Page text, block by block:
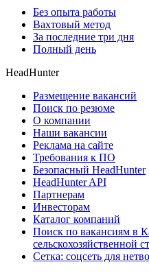
Без опыта работы
Вахтовый метод
За последние три дня
Полный день
HeadHunter
Размещение вакансий
Поиск по резюме
О компании
Наши вакансии
Реклама на сайте
Требования к ПО
Безопасный HeadHunter
HeadHunter API
Партнерам
Инвесторам
Каталог компаний
Поиск по вакансиям в
сельскохозяйственной
Сетка: соцсеть для